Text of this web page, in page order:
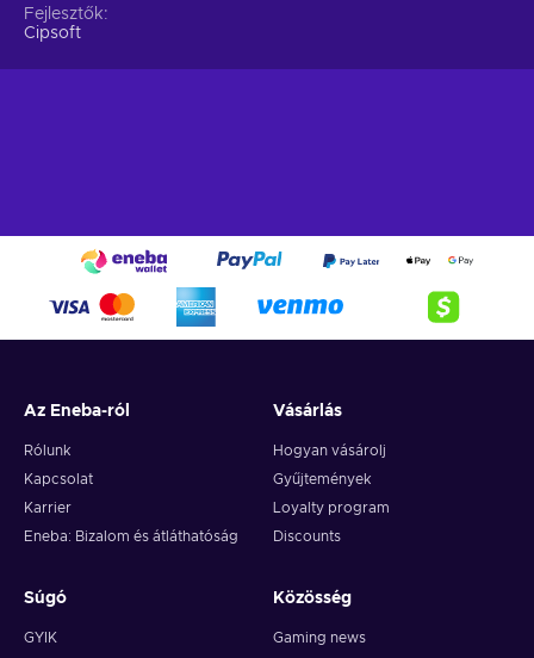
Fejlesztők
Cipsoft
Az Eneba-ról
Rólunk
Kapcsolat
Karrier
Eneba: Bizalom és átláthatóság
Vásárlás
Hogyan vásárolj
Gyűjtemények
Loyalty program
Discounts
Súgó
GYIK
Közösség
Gaming news